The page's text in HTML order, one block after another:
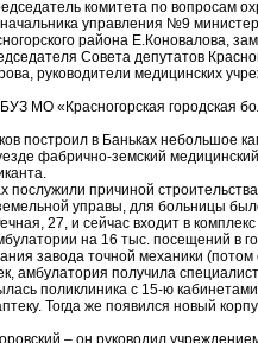
комитета по вопросам
управления №9
района Е.Коновалова,
Совета депутатов
руководители медицинских
МО «Красногорская городская
построил в Баньках небольшое
фабрично-земский
причиной
управы, для больницы
27, и сейчас входит в
на 16 тыс. посещений в
завода точной механики
получила
поликлиника с 15-ю
Тогда же появился новый
– он руководил